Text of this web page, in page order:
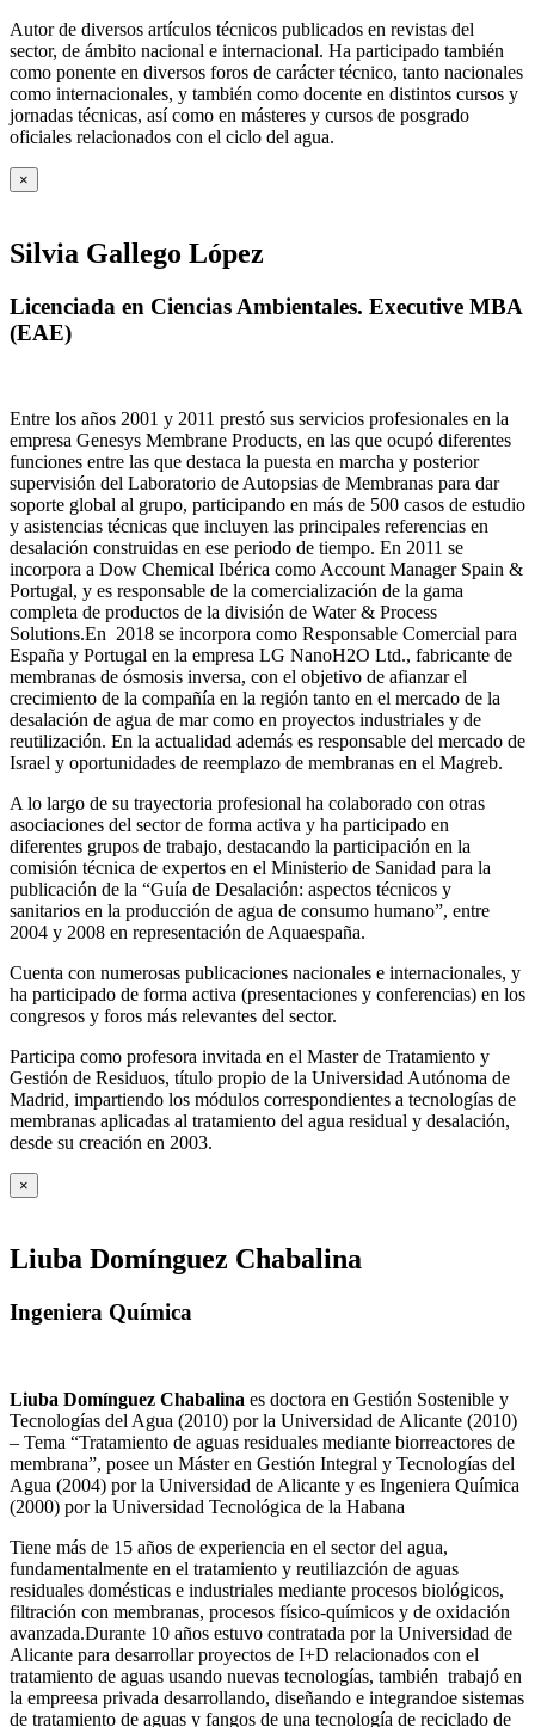
Autor de diversos artículos técnicos publicados en revistas del
sector, de ámbito nacional e internacional. Ha participado también
como ponente en diversos foros de carácter técnico, tanto nacionales
como internacionales, y también como docente en distintos cursos y
jornadas técnicas, así como en másteres y cursos de posgrado
oficiales relacionados con el ciclo del agua.
×
Silvia Gallego López
Licenciada en Ciencias Ambientales. Executive MBA
(EAE)
Entre los años 2001 y 2011 prestó sus servicios profesionales en la
empresa Genesys Membrane Products, en las que ocupó diferentes
funciones entre las que destaca la puesta en marcha y posterior
supervisión del Laboratorio de Autopsias de Membranas para dar
soporte global al grupo, participando en más de 500 casos de estudio
y asistencias técnicas que incluyen las principales referencias en
desalación construidas en ese periodo de tiempo. En 2011 se
incorpora a Dow Chemical Ibérica como Account Manager Spain &
Portugal, y es responsable de la comercialización de la gama
completa de productos de la división de Water & Process
Solutions.En 2018 se incorpora como Responsable Comercial para
España y Portugal en la empresa LG NanoH2O Ltd., fabricante de
membranas de ósmosis inversa, con el objetivo de afianzar el
crecimiento de la compañía en la región tanto en el mercado de la
desalación de agua de mar como en proyectos industriales y de
reutilización. En la actualidad además es responsable del mercado de
Israel y oportunidades de reemplazo de membranas en el Magreb.
A lo largo de su trayectoria profesional ha colaborado con otras
asociaciones del sector de forma activa y ha participado en
diferentes grupos de trabajo, destacando la participación en la
comisión técnica de expertos en el Ministerio de Sanidad para la
publicación de la “Guía de Desalación: aspectos técnicos y
sanitarios en la producción de agua de consumo humano”, entre
2004 y 2008 en representación de Aquaespaña.
Cuenta con numerosas publicaciones nacionales e internacionales, y
ha participado de forma activa (presentaciones y conferencias) en los
congresos y foros más relevantes del sector.
Participa como profesora invitada en el Master de Tratamiento y
Gestión de Residuos, título propio de la Universidad Autónoma de
Madrid, impartiendo los módulos correspondientes a tecnologías de
membranas aplicadas al tratamiento del agua residual y desalación,
desde su creación en 2003.
×
Liuba Domínguez Chabalina
Ingeniera Química
Liuba Domínguez Chabalina es doctora en Gestión Sostenible y
Tecnologías del Agua (2010) por la Universidad de Alicante (2010)
– Tema “Tratamiento de aguas residuales mediante biorreactores de
membrana”, posee un Máster en Gestión Integral y Tecnologías del
Agua (2004) por la Universidad de Alicante y es Ingeniera Química
(2000) por la Universidad Tecnológica de la Habana
Tiene más de 15 años de experiencia en el sector del agua,
fundamentalmente en el tratamiento y reutiliazción de aguas
residuales domésticas e industriales mediante procesos biológicos,
filtración con membranas, procesos físico-químicos y de oxidación
avanzada.Durante 10 años estuvo contratada por la Universidad de
Alicante para desarrollar proyectos de I+D relacionados con el
tratamiento de aguas usando nuevas tecnologías, también trabajó en
la empreesa privada desarrollando, diseñando e integrandoe sistemas
de tratamiento de aguas y fangos de una tecnología de reciclado de